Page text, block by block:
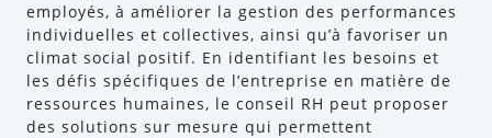
employés, à améliorer la gestion des performances
individuelles et collectives, ainsi qu’à favoriser un
climat social positif. En identifiant les besoins et
les défis spécifiques de l’entreprise en matière de
ressources humaines, le conseil RH peut proposer
des solutions sur mesure qui permettent